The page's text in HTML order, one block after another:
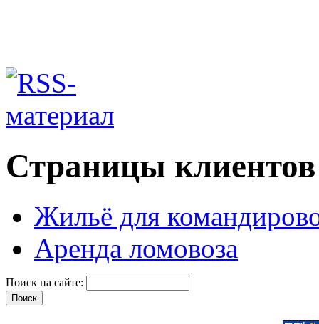
Страницы клиентов
Жильё для
Аренда ломовоза
Поиск на сайте: